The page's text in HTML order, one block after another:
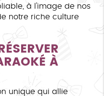
à l'image de nos
notre riche culture
À
unique qui allie